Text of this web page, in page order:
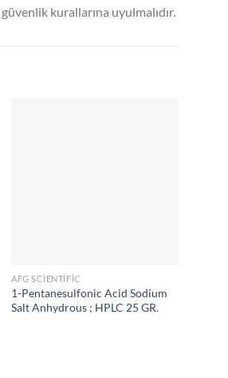
kurallarına uyulmalıdır.
AFG SCIENTIFIC
1-Pentanesulfonic Acid Sodium
Salt Anhydrous ; HPLC 25 GR.